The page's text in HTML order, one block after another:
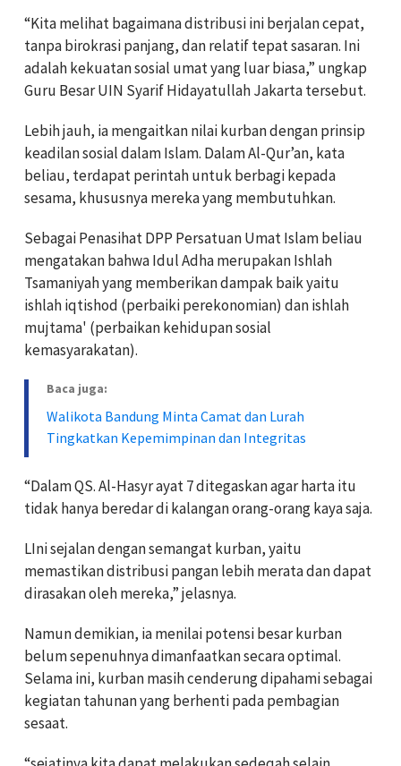
“Kita melihat bagaimana distribusi ini berjalan cepat,
tanpa birokrasi panjang, dan relatif tepat sasaran. Ini
adalah kekuatan sosial umat yang luar biasa,” ungkap
Guru Besar UIN Syarif Hidayatullah Jakarta tersebut.
Lebih jauh, ia mengaitkan nilai kurban dengan prinsip
keadilan sosial dalam Islam. Dalam Al-Qur’an, kata
beliau, terdapat perintah untuk berbagi kepada
sesama, khususnya mereka yang membutuhkan.
Sebagai Penasihat DPP Persatuan Umat Islam beliau
mengatakan bahwa Idul Adha merupakan Ishlah
Tsamaniyah yang memberikan dampak baik yaitu
ishlah iqtishod (perbaiki perekonomian) dan ishlah
mujtama' (perbaikan kehidupan sosial
kemasyarakatan).
Baca juga:
Walikota Bandung Minta Camat dan Lurah
Tingkatkan Kepemimpinan dan Integritas
“Dalam QS. Al-Hasyr ayat 7 ditegaskan agar harta itu
tidak hanya beredar di kalangan orang-orang kaya saja.
LIni sejalan dengan semangat kurban, yaitu
memastikan distribusi pangan lebih merata dan dapat
dirasakan oleh mereka,” jelasnya.
Namun demikian, ia menilai potensi besar kurban
belum sepenuhnya dimanfaatkan secara optimal.
Selama ini, kurban masih cenderung dipahami sebagai
kegiatan tahunan yang berhenti pada pembagian
sesaat.